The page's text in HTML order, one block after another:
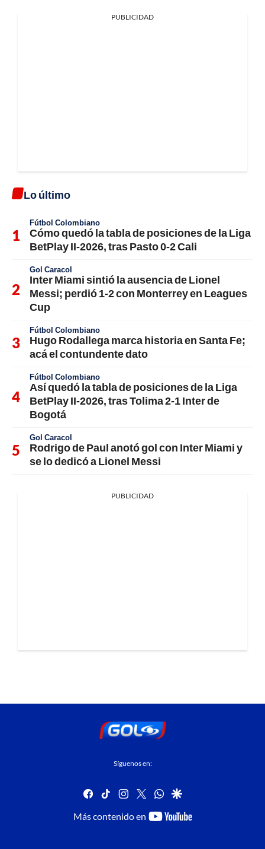
PUBLICIDAD
Lo último
Fútbol Colombiano
Cómo quedó la tabla de posiciones de la Liga
BetPlay II-2026, tras Pasto 0-2 Cali
Gol Caracol
Inter Miami sintió la ausencia de Lionel
Messi; perdió 1-2 con Monterrey en Leagues
Cup
Fútbol Colombiano
Hugo Rodallega marca historia en Santa Fe;
acá el contundente dato
Fútbol Colombiano
Así quedó la tabla de posiciones de la Liga
BetPlay II-2026, tras Tolima 2-1 Inter de
Bogotá
Gol Caracol
Rodrigo de Paul anotó gol con Inter Miami y
se lo dedicó a Lionel Messi
PUBLICIDAD
Síguenos en:
facebook
tiktok instagram
twitterwhatsapp
google
Más contenido en
youtube-